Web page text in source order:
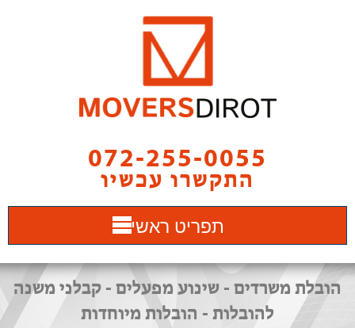
072-255-0055
התקשרו עכשיו
תפריט ראשי
הובלת משרדים - שינוע מפעלים - קבלני משנה
להובלות - הובלות מיוחדות